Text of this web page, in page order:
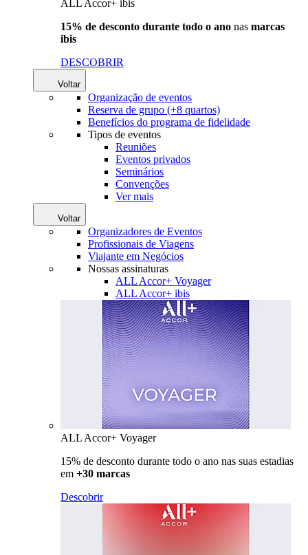
ALL Accor+ ibis
15% de desconto durante todo o ano nas marcas
ibis
DESCOBRIR
Voltar
Organização de eventos
Reserva de grupo (+8 quartos)
Benefícios do programa de fidelidade
Tipos de eventos
Reuniões
Eventos privados
Seminários
Convenções
Ver mais
Voltar
Organizadores de Eventos
Profissionais de Viagens
Viajante em Negócios
Nossas assinaturas
ALL Accor+ Voyager
ALL Accor+ ibis
ALL Accor+ Voyager
15% de desconto durante todo o ano nas suas estadias
em +30 marcas
Descobrir